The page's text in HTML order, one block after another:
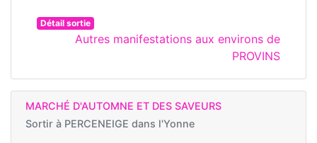
Détail sortie
Autres manifestations aux environs de
PROVINS
MARCHÉ D'AUTOMNE ET DES SAVEURS
Sortir à PERCENEIGE dans l'Yonne